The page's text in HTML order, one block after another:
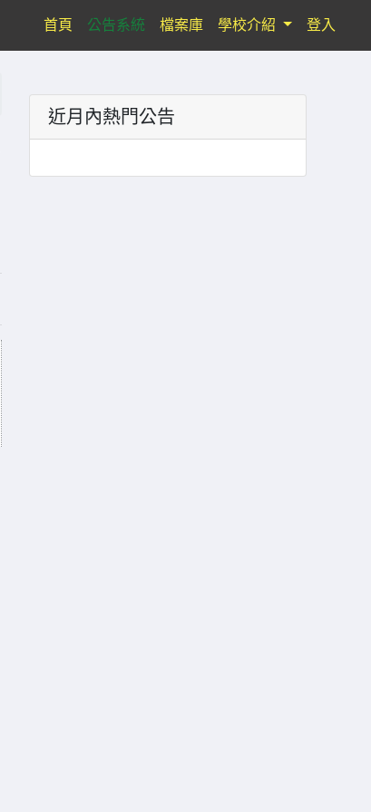
首頁 (current)
公告系統 檔案庫 學校介紹 登入
近月內熱門公告